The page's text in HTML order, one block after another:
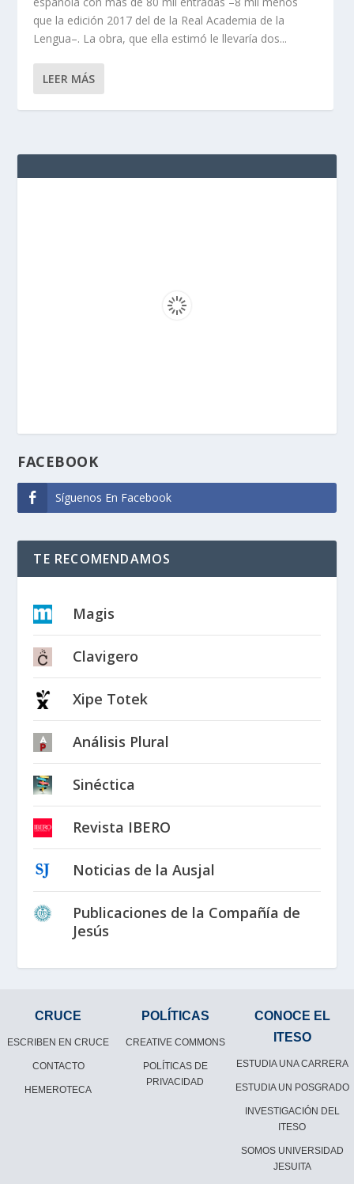
que la edición 2017 del de la Real Academia de la
Lengua–. La obra, que ella estimó le llevaría dos...
LEER MÁS
FACEBOOK
Síguenos En Facebook
TE RECOMENDAMOS
Magis
Clavigero
Xipe Totek
Análisis Plural
Sinéctica
Revista IBERO
Noticias de la Ausjal
Publicaciones de la Compañía de
Jesús
CRUCE
ESCRIBEN EN CRUCE
CONTACTO
HEMEROTECA
POLÍTICAS
CREATIVE COMMONS
POLÍTICAS DE
PRIVACIDAD
CONOCE EL
ITESO
ESTUDIA UNA CARRERA
ESTUDIA UN POSGRADO
INVESTIGACIÓN DEL
ITESO
SOMOS UNIVERSIDAD
JESUITA